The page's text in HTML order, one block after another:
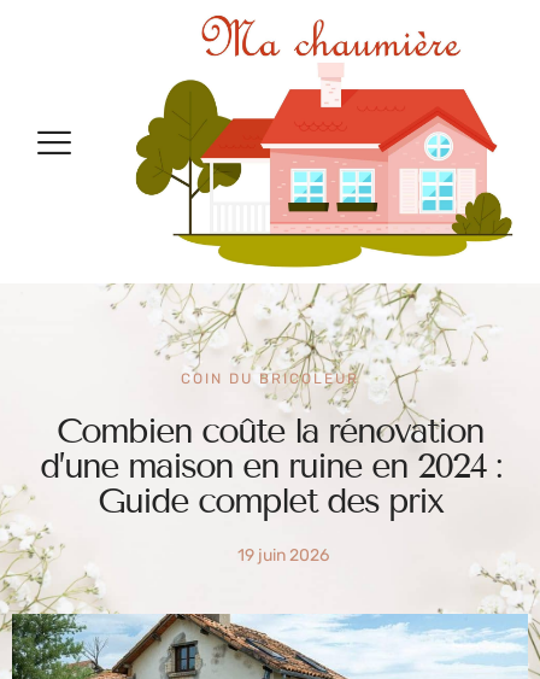
COIN DU BRICOLEUR
Combien coûte la rénovation
d’une maison en ruine en 2024 :
Guide complet des prix
19 juin 2026